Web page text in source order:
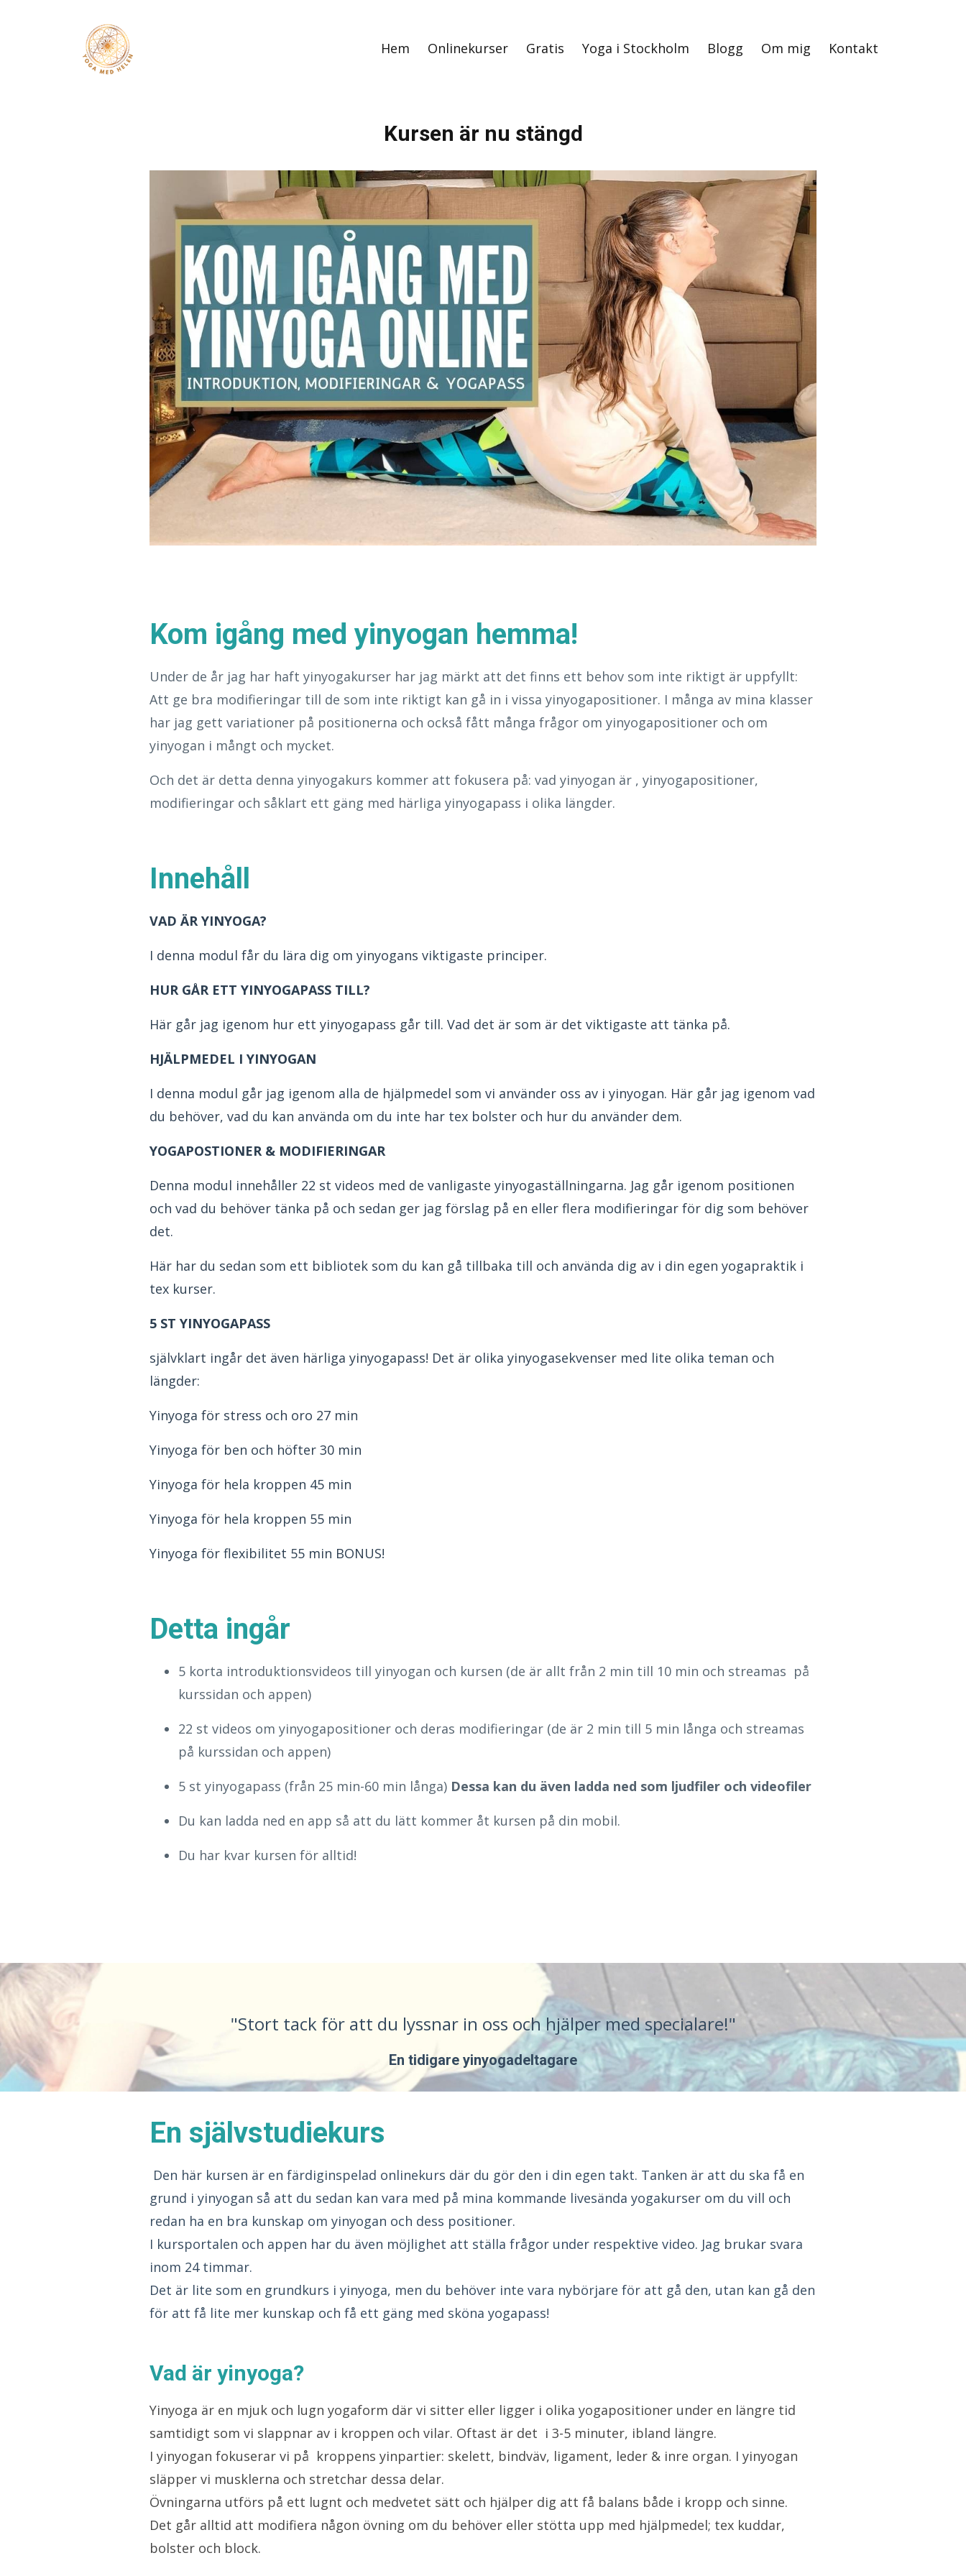
Hem Onlinekurser Gratis Yoga i Stockholm Blogg Om mig Kontakt
Kursen är nu stängd
Kom igång med yinyogan hemma!
Under de år jag har haft yinyogakurser har jag märkt att det finns ett behov som inte riktigt är uppfyllt:
Att ge bra modifieringar till de som inte riktigt kan gå in i vissa yinyogapositioner. I många av mina klasser
har jag gett variationer på positionerna och också fått många frågor om yinyogapositioner och om
yinyogan i mångt och mycket.
Och det är detta denna yinyogakurs kommer att fokusera på: vad yinyogan är , yinyogapositioner,
modifieringar och såklart ett gäng med härliga yinyogapass i olika längder.
Innehåll
VAD ÄR YINYOGA?
I denna modul får du lära dig om yinyogans viktigaste principer.
HUR GÅR ETT YINYOGAPASS TILL?
Här går jag igenom hur ett yinyogapass går till. Vad det är som är det viktigaste att tänka på.
HJÄLPMEDEL I YINYOGAN
I denna modul går jag igenom alla de hjälpmedel som vi använder oss av i yinyogan. Här går jag igenom vad
du behöver, vad du kan använda om du inte har tex bolster och hur du använder dem.
YOGAPOSTIONER & MODIFIERINGAR
Denna modul innehåller 22 st videos med de vanligaste yinyogaställningarna. Jag går igenom positionen
och vad du behöver tänka på och sedan ger jag förslag på en eller flera modifieringar för dig som behöver
det.
Här har du sedan som ett bibliotek som du kan gå tillbaka till och använda dig av i din egen yogapraktik i
tex kurser.
5 ST YINYOGAPASS
självklart ingår det även härliga yinyogapass! Det är olika yinyogasekvenser med lite olika teman och
längder:
Yinyoga för stress och oro 27 min
Yinyoga för ben och höfter 30 min
Yinyoga för hela kroppen 45 min
Yinyoga för hela kroppen 55 min
Yinyoga för flexibilitet 55 min BONUS!
Detta ingår
5 korta introduktionsvideos till yinyogan och kursen (de är allt från 2 min till 10 min och streamas på
kurssidan och appen)
22 st videos om yinyogapositioner och deras modifieringar (de är 2 min till 5 min långa och streamas
på kurssidan och appen)
5 st yinyogapass (från 25 min-60 min långa) Dessa kan du även ladda ned som ljudfiler och videofiler
Du kan ladda ned en app så att du lätt kommer åt kursen på din mobil.
Du har kvar kursen för alltid!
"Stort tack för att du lyssnar in oss och hjälper med specialare!"
En tidigare yinyogadeltagare
En självstudiekurs
Den här kursen är en färdiginspelad onlinekurs där du gör den i din egen takt. Tanken är att du ska få en
grund i yinyogan så att du sedan kan vara med på mina kommande livesända yogakurser om du vill och
redan ha en bra kunskap om yinyogan och dess positioner.
I kursportalen och appen har du även möjlighet att ställa frågor under respektive video. Jag brukar svara
inom 24 timmar.
Det är lite som en grundkurs i yinyoga, men du behöver inte vara nybörjare för att gå den, utan kan gå den
för att få lite mer kunskap och få ett gäng med sköna yogapass!
Vad är yinyoga?
Yinyoga är en mjuk och lugn yogaform där vi sitter eller ligger i olika yogapositioner under en längre tid
samtidigt som vi slappnar av i kroppen och vilar. Oftast är det i 3-5 minuter, ibland längre.
I yinyogan fokuserar vi på kroppens yinpartier: skelett, bindväv, ligament, leder & inre organ. I yinyogan
släpper vi musklerna och stretchar dessa delar.
Övningarna utförs på ett lugnt och medvetet sätt och hjälper dig att få balans både i kropp och sinne.
Det går alltid att modifiera någon övning om du behöver eller stötta upp med hjälpmedel; tex kuddar,
bolster och block.